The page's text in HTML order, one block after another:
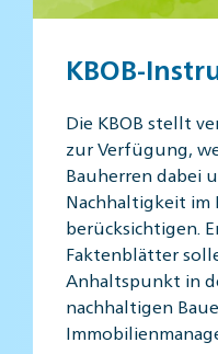
KBOB-
Die KBOB stellt
zur Verfügung,
Bauherren dabei
Nachhaltigkeit im
berücksichtigen.
Faktenblätter
Anhaltspunkt in
nachhaltigen